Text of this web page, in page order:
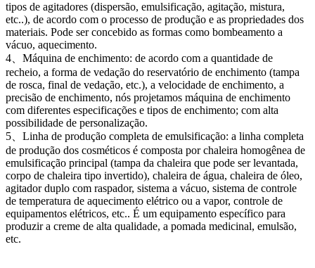
tipos de agitadores (dispersão, emulsificação, agitação, mistura,
etc..), de acordo com o processo de produção e as propriedades dos
materiais. Pode ser concebido as formas como bombeamento a
vácuo, aquecimento.
4、Máquina de enchimento: de acordo com a quantidade de
recheio, a forma de vedação do reservatório de enchimento (tampa
de rosca, final de vedação, etc.), a velocidade de enchimento, a
precisão de enchimento, nós projetamos máquina de enchimento
com diferentes especificações e tipos de enchimento; com alta
possibilidade de personalização.
5、Linha de produção completa de emulsificação: a linha completa
de produção dos cosméticos é composta por chaleira homogênea de
emulsificação principal (tampa da chaleira que pode ser levantada,
corpo de chaleira tipo invertido), chaleira de água, chaleira de óleo,
agitador duplo com raspador, sistema a vácuo, sistema de controle
de temperatura de aquecimento elétrico ou a vapor, controle de
equipamentos elétricos, etc.. É um equipamento específico para
produzir a creme de alta qualidade, a pomada medicinal, emulsão,
etc.